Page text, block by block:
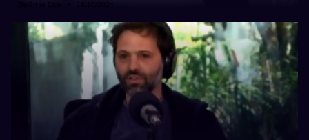
Quién te Dice • 16/10/2024